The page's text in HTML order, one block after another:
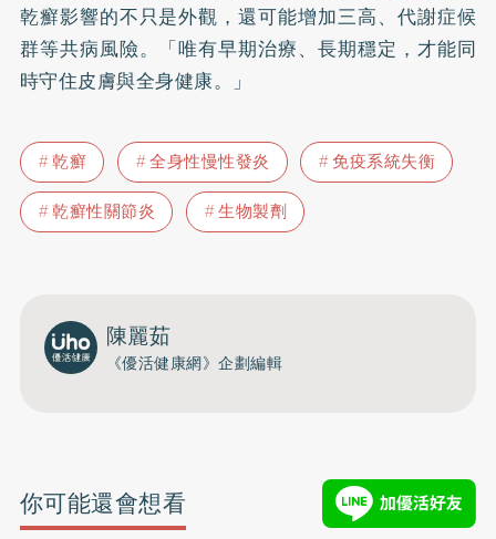
乾癬影響的不只是外觀，還可能增加三高、代謝症候
群等共病風險。「唯有早期治療、長期穩定，才能同
時守住皮膚與全身健康。」
乾癬 全身性慢性發炎
免疫系統失衡
乾癬性關節炎
生物製劑
陳麗茹
《優活健康網》企劃編輯
你可能還會想看